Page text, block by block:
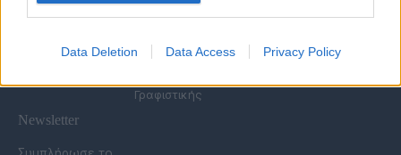
Data Deletion Data Access Privacy Policy
Εξοπλισμός
Γραφιστικής
Σεμινάρια
Newsletter